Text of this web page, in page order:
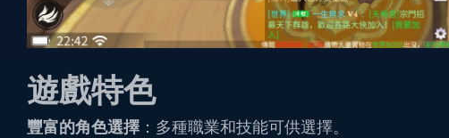
遊戲特色
豐富的角色選擇 ：多種職業和技能可供選擇。